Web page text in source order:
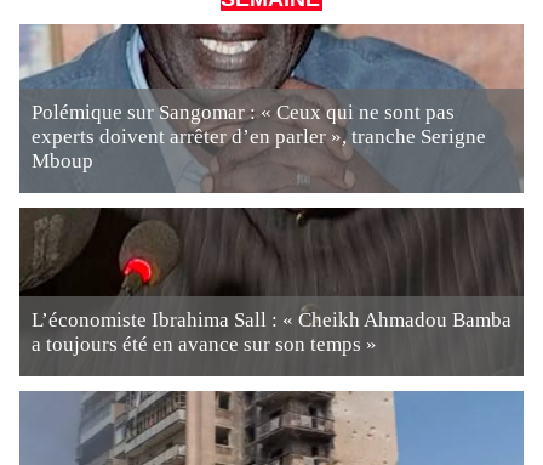
Polémique sur Sangomar : « Ceux qui ne sont pas
experts doivent arrêter d’en parler », tranche Serigne
Mboup
L’économiste Ibrahima Sall : « Cheikh Ahmadou Bamba
a toujours été en avance sur son temps »